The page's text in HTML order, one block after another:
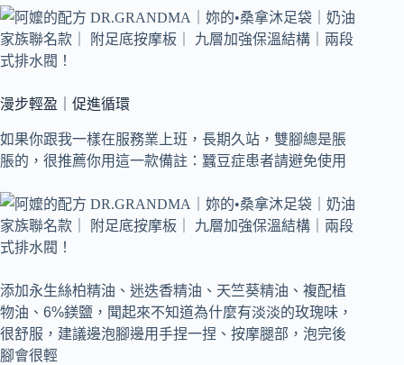
漫步輕盈｜促進循環
如果你跟我一樣在服務業上班，長期久站，雙腳總是脹
脹的，很推薦你用這一款備註：蠶豆症患者請避免使用
添加永生絲柏精油、迷迭香精油、天竺葵精油、複配植
物油、6%鎂鹽，聞起來不知道為什麼有淡淡的玫瑰味，
很舒服，建議邊泡腳邊用手捏一捏、按摩腿部，泡完後
腳會很輕